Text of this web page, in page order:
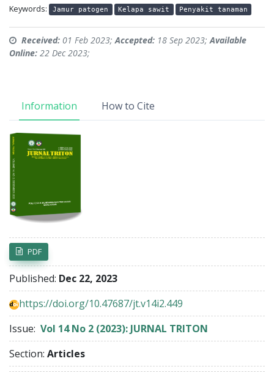
Keywords: Jamur patogen Kelapa sawit Penyakit tanaman
Received: 01 Feb 2023;Accepted: 18 Sep 2023;Available
Online: 22 Dec 2023;
Information How to Cite
Article Sidebar
PDF
Published: Dec 22, 2023
https://doi.org/10.47687/jt.v14i2.449
Issue: Vol 14 No 2 (2023): JURNAL TRITON
Section: Articles